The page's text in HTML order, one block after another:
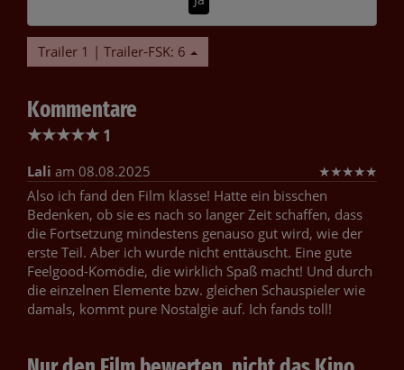
Trailer 1 | Trailer-FSK: 6
Kommentare
★★★★★ 1
Lali am 08.08.2025 ★★★★★
Also ich fand den Film klasse! Hatte ein bisschen
Bedenken, ob sie es nach so langer Zeit schaffen, dass
die Fortsetzung mindestens genauso gut wird, wie der
erste Teil. Aber ich wurde nicht enttäuscht. Eine gute
Feelgood-Komödie, die wirklich Spaß macht! Und durch
die einzelnen Elemente bzw. gleichen Schauspieler wie
damals, kommt pure Nostalgie auf. Ich fands toll!